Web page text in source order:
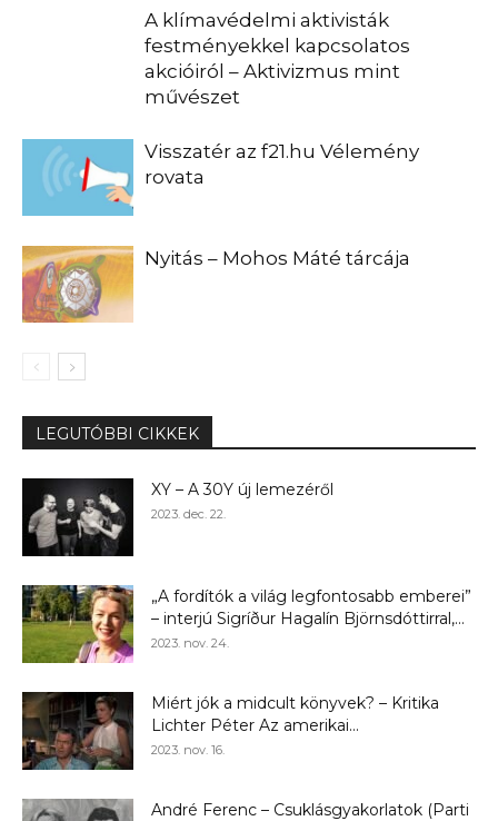
A klímavédelmi aktivisták
festményekkel kapcsolatos
akcióiról – Aktivizmus mint
művészet
Visszatér az f21.hu Vélemény
rovata
Nyitás – Mohos Máté tárcája
LEGUTÓBBI CIKKEK
XY – A 30Y új lemezéről
2023. dec. 22.
„A fordítók a világ legfontosabb emberei”
– interjú Sigríður Hagalín Björnsdóttirral,...
2023. nov. 24.
Miért jók a midcult könyvek? – Kritika
Lichter Péter Az amerikai...
2023. nov. 16.
André Ferenc – Csuklásgyakorlatok (Parti